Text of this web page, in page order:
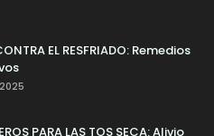
EL RESFRIADO: Remedios
PARA LAS TOS SECA: Alivio